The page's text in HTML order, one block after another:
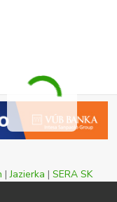
|Jazierka | SERA SK